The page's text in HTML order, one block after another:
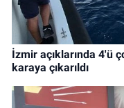
İzmir açıklarında 4'ü
karaya çıkarıldı